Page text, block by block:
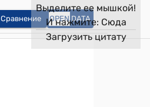
Сравнение OPEN DATA
Выделите ее мышкой!
И нажмите: Сюда
Загрузить цитату